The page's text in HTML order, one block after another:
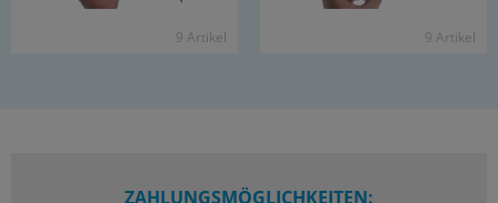
9 Ar­ti­kel 9 Ar­ti­kel
ZAHLUNGSMÖGLICHKEITEN: